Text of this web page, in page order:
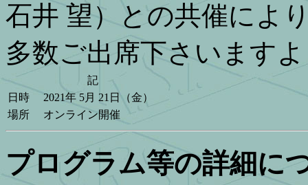
石井 望）との共催によ
多数ご出席下さいます
記
日時
2021年 5月 21日（金）
場所
オンライン開催
プログラム等の詳細に